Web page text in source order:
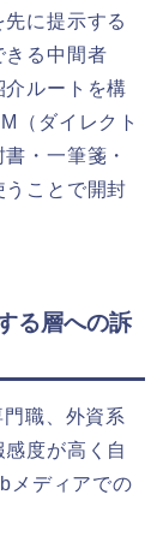
に提示する
きる中間者
介ルートを構
（ダイレクト
・一筆箋・
ことで開封
る層への訴
職、外資系
度が高く自
メディアでの